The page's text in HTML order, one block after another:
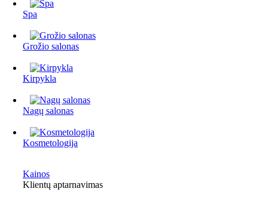
Spa
Grožio salonas
Kirpykla
Nagų salonas
Kosmetologija
Kainos
Klientų aptarnavimas